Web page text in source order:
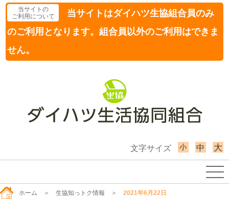
当サイトの
ご利用について
当サイトはダイハツ生協組合員のみ
のご利用となります。組合員以外のご利用はできま
せん。
文字サイズ 小 中 大
ホーム ＞ 生協知っトク情報 ＞ 2021年6月22日